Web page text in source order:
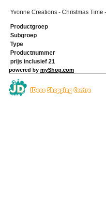
Yvonne Creations - Christmas Time
Productgroep
Subgroep
Type
Productnummer
prijs inclusief 21
powered by myShop.com